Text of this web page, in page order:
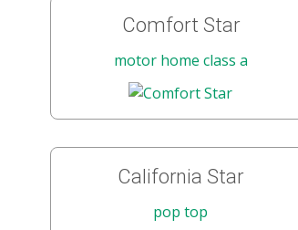
Comfort Star
motor home class a
California Star
pop top